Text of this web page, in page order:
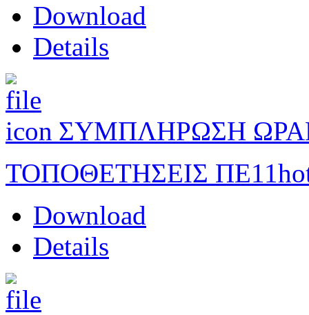
Download
Details
ΣΥΜΠΛΗΡΩΣΗ
ΤΟΠΟΘΕΤΗΣΕΙΣ ΠΕ11
Download
Details